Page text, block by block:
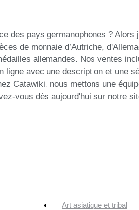
des pays germanophones ?
de monnaie d’Autriche,
allemandes. Nos ventes
avec une description et une
Catawiki, nous mettons une
vous dès aujourd'hui sur notre
Art asiatique et tribal